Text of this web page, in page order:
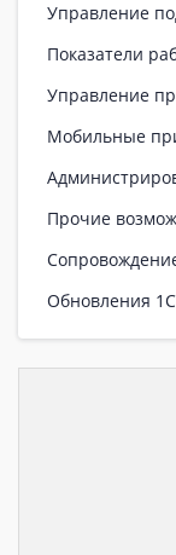
Управление
Показатели
Управление
Мобильные
Прочие
Обновления